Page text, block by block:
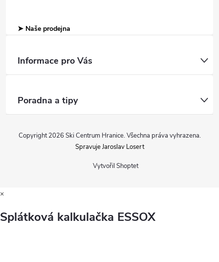
➤ Naše prodejna
Informace pro Vás
Poradna a tipy
Vytvořil Shoptet
Copyright 2026 Ski Centrum Hranice. Všechna práva vyhrazena.
Spravuje Jaroslav Losert
×
Splátková kalkulačka ESSOX